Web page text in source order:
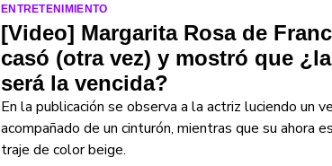
ENTRETENIMIENTO
[Video] Margarita Rosa de
casó (otra vez) y mostró que
será la vencida?
En la publicación se observa a la actriz luciendo un
acompañado de un cinturón, mientras que su ahora
traje de color beige.